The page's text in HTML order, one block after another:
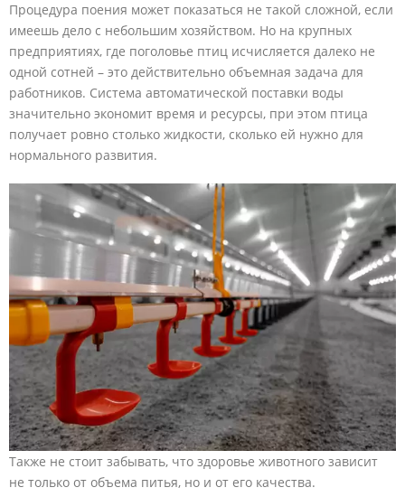
Процедура поения может показаться не такой сложной, если
имеешь дело с небольшим хозяйством. Но на крупных
предприятиях, где поголовье птиц исчисляется далеко не
одной сотней – это действительно объемная задача для
работников. Система автоматической поставки воды
значительно экономит время и ресурсы, при этом птица
получает ровно столько жидкости, сколько ей нужно для
нормального развития.
Также не стоит забывать, что здоровье животного зависит
не только от объема питья, но и от его качества.